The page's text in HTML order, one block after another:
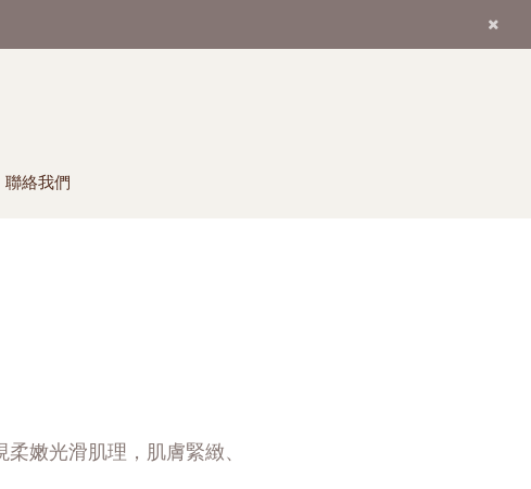
聯絡我們
嫩光滑肌理，肌膚緊緻、